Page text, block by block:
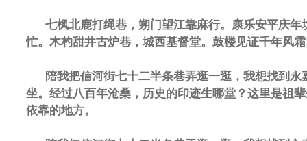
七枫北鹿打绳巷，朔门望江靠麻行。康乐安平庆年
忙。木杓甜井古炉巷，城西基督堂。鼓楼见证千年风
陪我把信河街七十二半条巷弄逛一逛，我想找到永
坐。经过八百年沧桑，历史的印迹生哪堂？这里是祖
依靠的地方。